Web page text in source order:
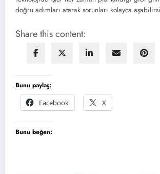
doğru adımları atarak sorunları kolayca
Share this content:
Bunu paylaş:
Facebook
X
Bunu beğen: